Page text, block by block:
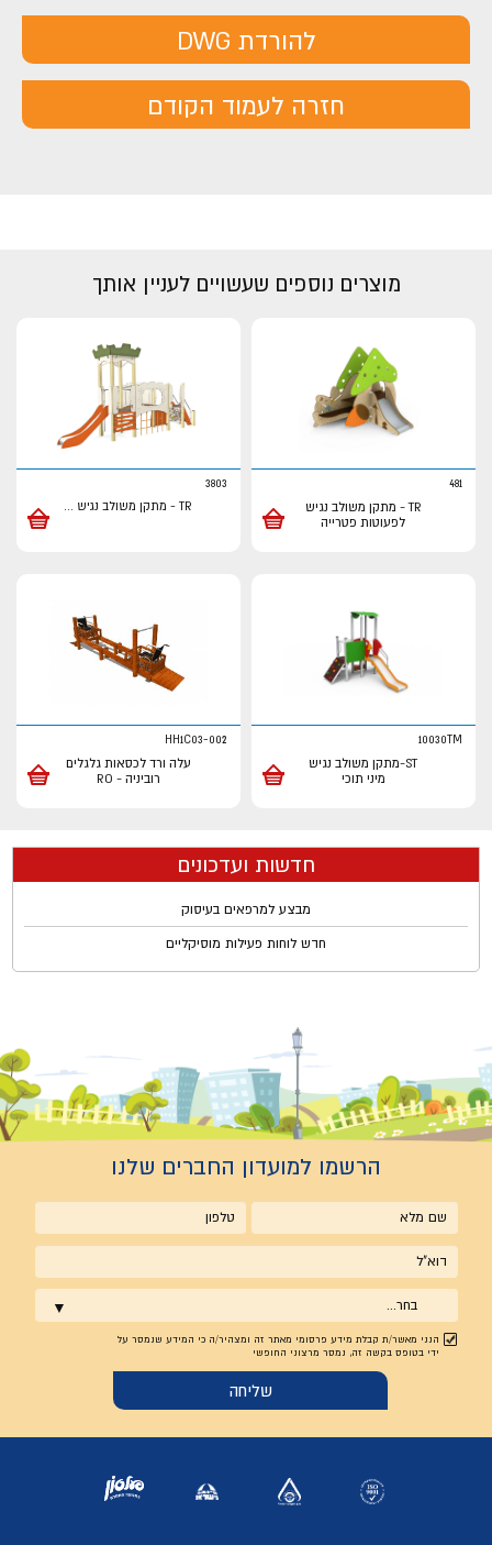
להורדת DWG
חזרה לעמוד הקודם
מוצרים נוספים שעשויים לעניין אותך
481
TR - מתקן משולב נגיש
לפעוטות פטרייה
3803
TR - מתקן משולב נגיש ...
10030TM
ST-מתקן משולב נגיש
מיני תוכי
HH1C03-002
עלה ורד לכסאות גלגלים
רוביניה - RO
חדשות ועדכונים
מבצע למרפאים בעיסוק
חדש לוחות פעילות מוסיקליים
הרשמו למועדון החברים שלנו
שם
מלא
טלפון
אימייל
בחר...
הנני מאשר/ת קבלת מידע פרסומי מאתר זה ומצהיר/ה כי המידע שנמסר על
ידי בטופס בקשה זה, נמסר מרצוני החופשי